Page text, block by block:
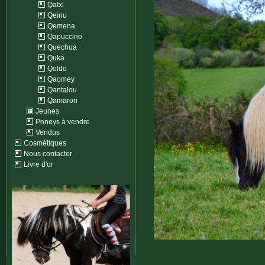
Qatxi
Qeinu
Qemena
Qapuccino
Quechua
Quka
Qoldo
Qaomey
Qantalou
Qamaron
Jeunes
Poneys à vendre
Vendus
Cosmétiques
Nous contacter
Livre d'or